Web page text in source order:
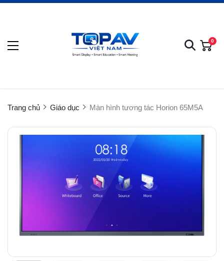
0
Trang chủ Giáo dục Màn hình tương tác Horion 65M5A